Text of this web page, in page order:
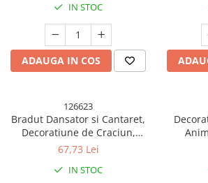
Alb
IN STOC
ADAUGA IN COS
126623
Bradut Dansator si Cantaret,
Decoratiune de Craciun,
Jucarie Interactiva, 16 cm
67,73 Lei
IN STOC